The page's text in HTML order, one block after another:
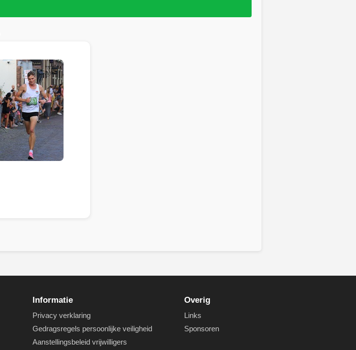
Informatie
Privacy verklaring
Gedragsregels persoonlijke veiligheid
Aanstellingsbeleid vrijwilligers
Overig
Links
Sponsoren